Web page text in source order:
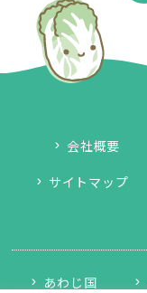
会社概要
サイトマップ
あわじ国